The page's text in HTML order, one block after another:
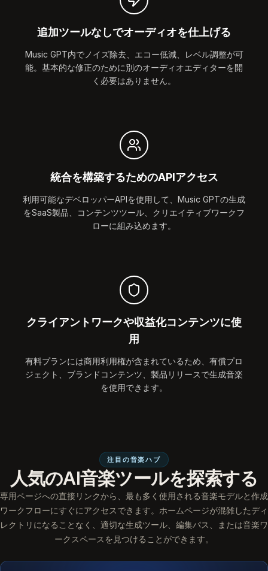
追加ツールなしでオーディオを仕上げる
Music GPT内でノイズ除去、エコー低減、レベル調整が可
能。基本的な修正のために別のオーディオエディターを開
く必要はありません。
統合を構築するためのAPIアクセス
利用可能なデベロッパーAPIを使用して、Music GPTの生成
をSaaS製品、コンテンツツール、クリエイティブワークフ
ローに組み込めます。
クライアントワークや収益化コンテンツに使
用
有料プランには商用利用権が含まれているため、有償プロ
ジェクト、ブランドコンテンツ、製品リリースで生成音楽
を使用できます。
注目の音楽ハブ
人気のAI音楽ツールを探索する
専用ページへの直接リンクから、最も多く使用される音楽モデルと作成
ワークフローにすぐにアクセスできます。ホームページが混雑したディ
レクトリになることなく、適切な生成ツール、編集パス、または音楽ワ
ークスペースを見つけることができます。